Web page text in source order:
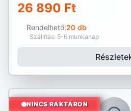
26 890 Ft
Rendelhető:20 db
Szállítás: 5-6 munkanap
NINCS RAKTÁRON